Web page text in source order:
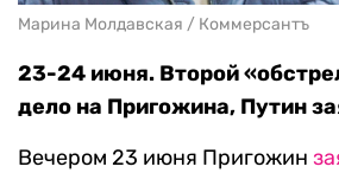
Марина Молдавская / Коммерсантъ
23-24 июня. Второй
дело на Пригожина, Путин
Вечером 23 июня Пригожин